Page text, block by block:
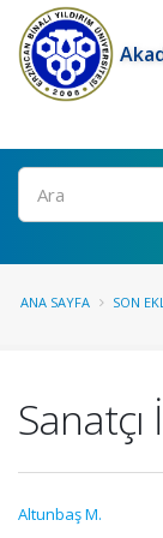
Ara
ANA SAYFA SON
Altunbaş M.